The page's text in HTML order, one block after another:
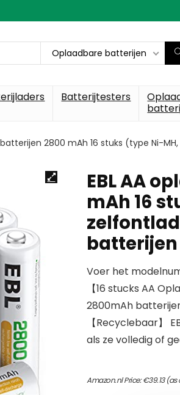
Oplaadbare batterijen
Batterijtesters
batterijen 2800 mAh 16 stuks (type Ni-
EBL AA
mAh 16
batterijen
Voer het
【16 stucks AA
2800mAh
【Recyclebaar】
als ze volledig of
Amazon.nl Price:€39.13(as